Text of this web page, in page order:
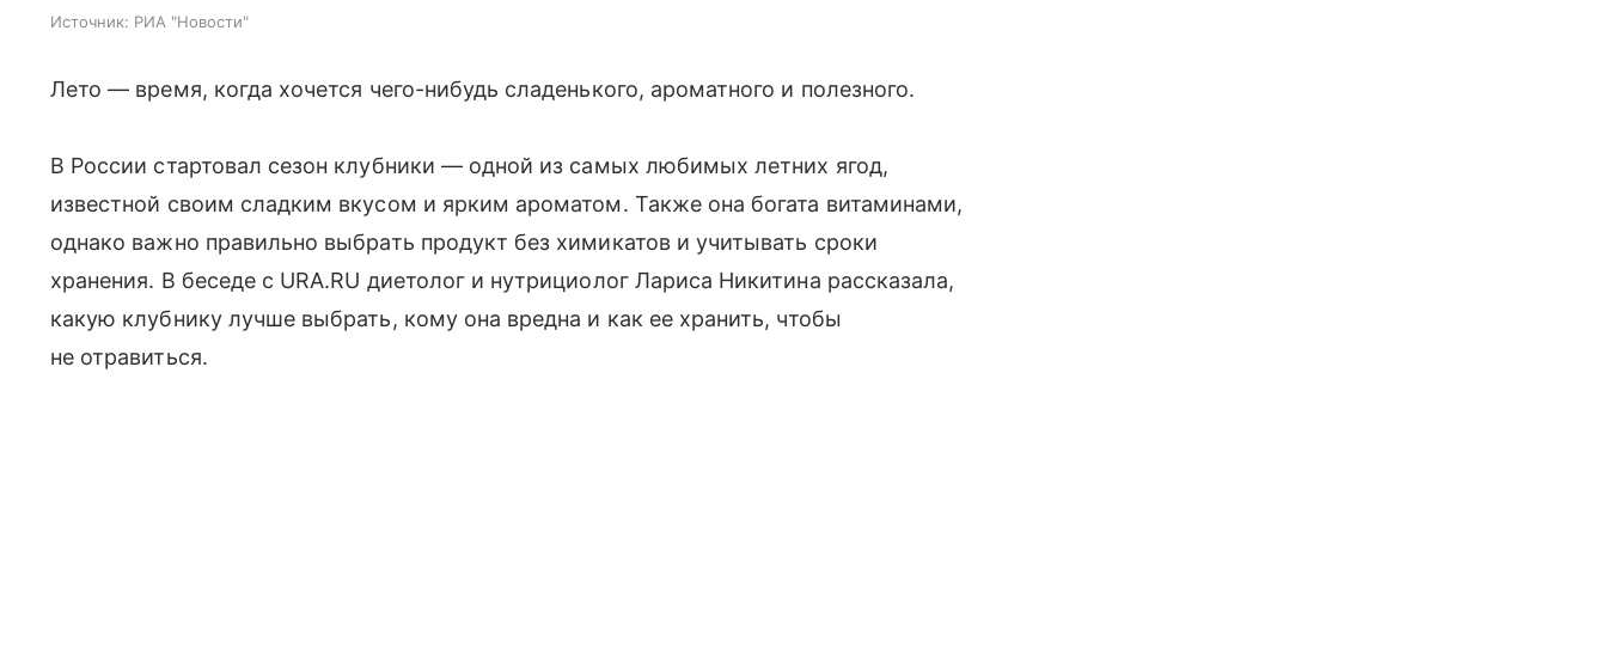
Источник: РИА "Новости"
Лето — время, когда хочется чего-нибудь сладенького, ароматного и полезного.
В России стартовал сезон клубники — одной из самых любимых летних ягод,
известной своим сладким вкусом и ярким ароматом. Также она богата витаминами,
однако важно правильно выбрать продукт без химикатов и учитывать сроки
хранения. В беседе с URA.RU диетолог и нутрициолог Лариса Никитина рассказала,
какую клубнику лучше выбрать, кому она вредна и как ее хранить, чтобы
не отравиться.